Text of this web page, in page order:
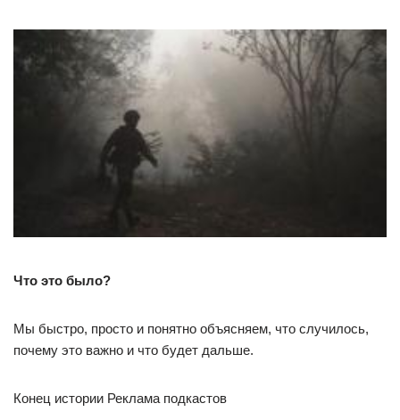
Что это было?
Мы быстро, просто и понятно объясняем, что случилось,
почему это важно и что будет дальше.
Конец истории Реклама подкастов